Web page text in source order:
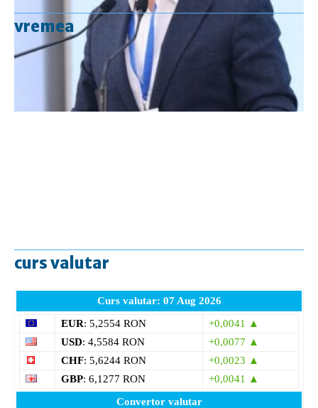
vremea
curs valutar
Curs valutar: 07 Aug 2026
EUR: 5,2554 RON
+0,0041 ▲
USD: 4,5584 RON
+0,0077 ▲
CHF: 5,6244 RON
+0,0023 ▲
GBP: 6,1277 RON
+0,0041 ▲
Convertor valutar